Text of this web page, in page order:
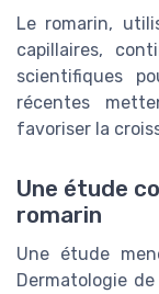
Le romarin,
capillaires,
scientifiques
récentes
favoriser la
Une étude
romarin
Une étude
Dermatologie